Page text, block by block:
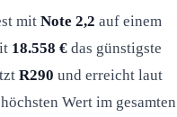
mit Note 2,2 auf einem
18.558 € das günstigste
R290 und erreicht laut
Wert im gesamten